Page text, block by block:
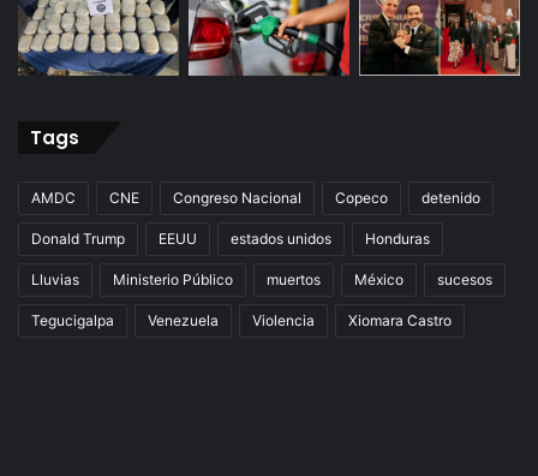
Tags
AMDC CNE Congreso Nacional Copeco detenido
Donald Trump EEUU estados unidos Honduras
Lluvias Ministerio Público muertos México sucesos
Tegucigalpa Venezuela Violencia Xiomara Castro